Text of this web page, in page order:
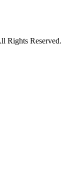
Reserved.